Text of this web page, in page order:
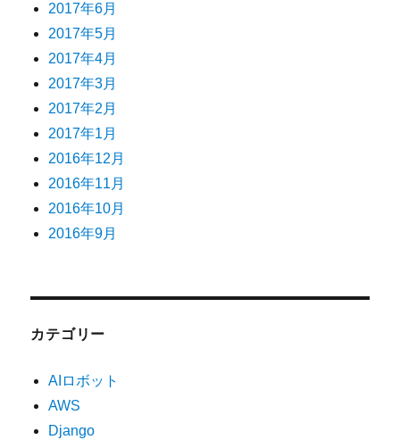
2017年6月
2017年5月
2017年4月
2017年3月
2017年2月
2017年1月
2016年12月
2016年11月
2016年10月
2016年9月
カテゴリー
AIロボット
AWS
Django